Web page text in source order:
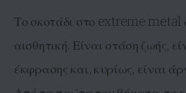
Το σκοτάδι στο extreme metal
αισθητική. Είναι στάση ζωής,
έκφρασης και, κυρίως, είναι